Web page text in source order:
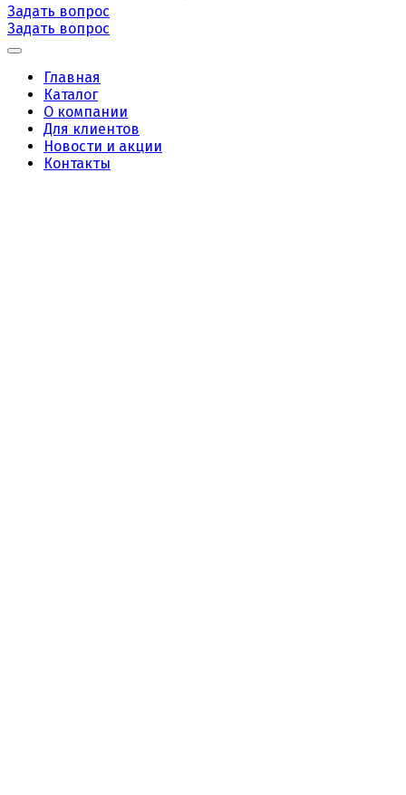
Задать вопрос
Задать вопрос
Главная
Каталог
О компании
Для клиентов
Новости и акции
Контакты